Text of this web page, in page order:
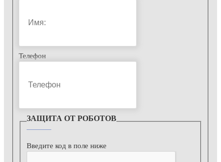
Телефон
ЗАЩИТА ОТ РОБОТОВ
Введите код в поле ниже